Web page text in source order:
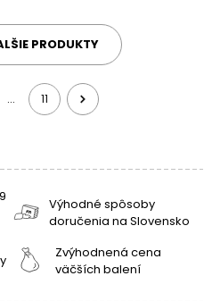
PRODUKTY
… 11
Výhodné spôsoby
doručenia na Slovensko
Zvýhodnená cena
väčších balení